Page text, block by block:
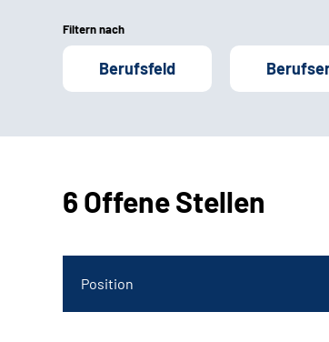
Filtern nach
Berufsfeld
6 Offene Stellen
Position